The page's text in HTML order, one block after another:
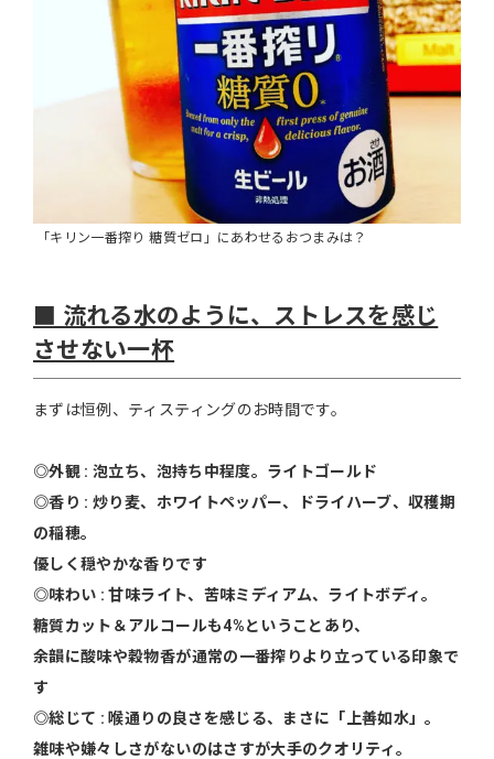
「キリン一番搾り 糖質ゼロ」にあわせるおつまみは？
■ 流れる水のように、ストレスを感じ
させない一杯
まずは恒例、ティスティングのお時間です。
◎外観 : 泡立ち、泡持ち中程度。ライトゴールド
◎香り : 炒り麦、ホワイトペッパー、ドライハーブ、収穫期
の稲穂。
優しく穏やかな香りです
◎味わい : 甘味ライト、苦味ミディアム、ライトボディ。
糖質カット＆アルコールも4%ということあり、
余韻に酸味や穀物香が通常の一番搾りより立っている印象で
す
◎総じて : 喉通りの良さを感じる、まさに「上善如水」。
雑味や嫌々しさがないのはさすが大手のクオリティ。